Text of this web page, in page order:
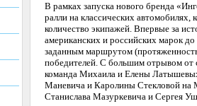
В рамках запуска нового бренда
ралли на классических
количество экипажей. Впервые за
американских и российских марок
заданным маршрутом
победителей. С большим отрывом от
команда Михаила и Елены
Маневича и Каролины Стекловой на
Станислава Мазуркевича и Сергея